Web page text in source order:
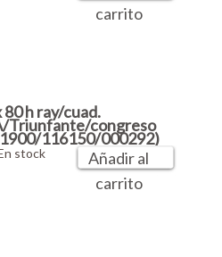
carrito
80 h ray/cuad.
Triunfante/congreso
116150/000292)
stock
Añadir al
carrito